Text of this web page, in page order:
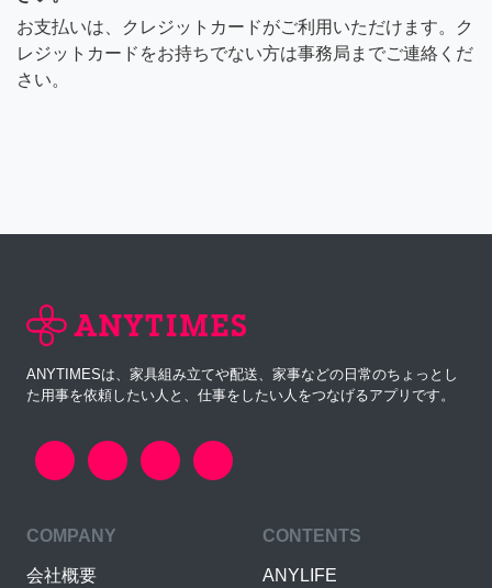
お支払いは、クレジットカードがご利用いただけます。ク
レジットカードをお持ちでない方は事務局までご連絡くだ
さい。
ANYTIMESは、家具組み立てや配送、家事などの日常のちょっとし
た用事を依頼したい人と、仕事をしたい人をつなげるアプリです。
COMPANY
会社概要
CONTENTS
ANYLIFE